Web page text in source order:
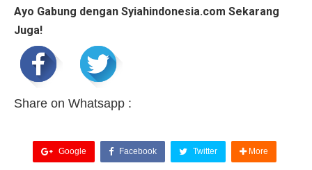
Ayo Gabung dengan Syiahindonesia.com Sekarang
Juga!
Share on Whatsapp :
Google Facebook Twitter More